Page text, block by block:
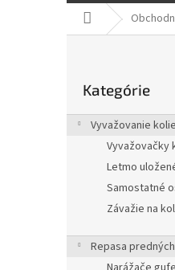
Domov
ý
kategórie
Kategórie
Vyvažovanie
Vyvažovačky
Letmo
Samostatné
Závažie na
Repasa